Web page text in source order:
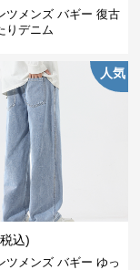
ツメンズ バギー 復古
りデニム
人気
込)
ツメンズ バギー ゆっ